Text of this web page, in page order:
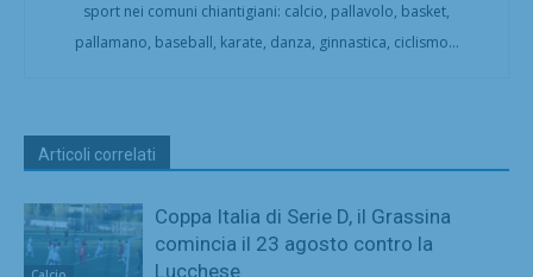
sport nei comuni chiantigiani: calcio, pallavolo, basket,
pallamano, baseball, karate, danza, ginnastica, ciclismo...
Articoli correlati
Coppa Italia di Serie D, il Grassina
comincia il 23 agosto contro la
Lucchese